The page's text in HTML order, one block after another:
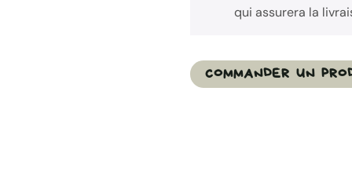
qui assurera la
COMMANDER UN